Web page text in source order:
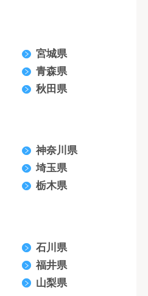
宮城県
青森県
秋田県
神奈川県
埼玉県
栃木県
石川県
福井県
山梨県